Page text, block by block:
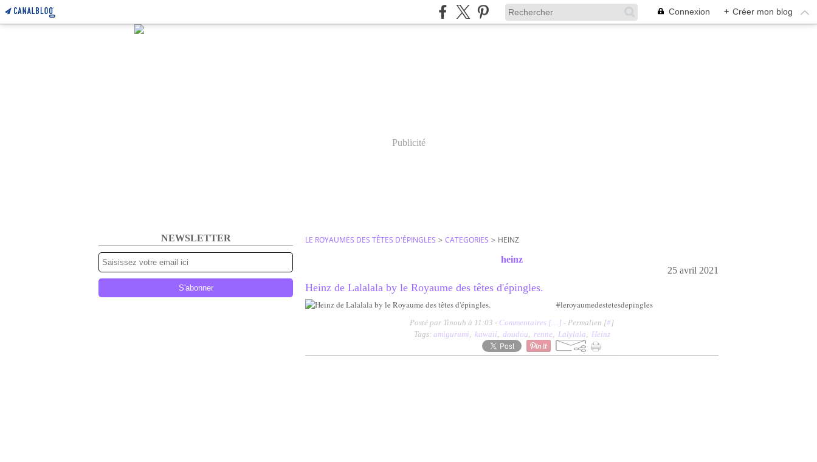
Connexion + Créer mon blog
Publicité
NEWSLETTER LE ROYAUMES DES TÊTES D'ÉPINGLES > CATEGORIES > HEINZ
heinz
25 avril 2021
Heinz de Lalalala by le Royaume des têtes d'épingles.
#leroyaumedestetesdepingles
Posté par Tinouh à 11:03 - Commentaires [… ] - Permalien [#]
Tags: amigurumi, kawaii, doudou, renne, Lalylala, Heinz